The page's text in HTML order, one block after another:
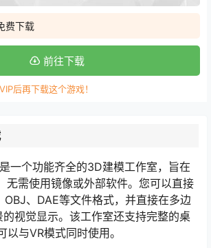
费下载
前往下载
后再下载这个游戏！
一个功能齐全的3D建模工作室，旨在
无需使用镜像或外部软件。您可以直接
OBJ、DAE等文件格式，并直接在多边
视觉显示。该工作室还支持完整的桌
与VR模式同时使用。